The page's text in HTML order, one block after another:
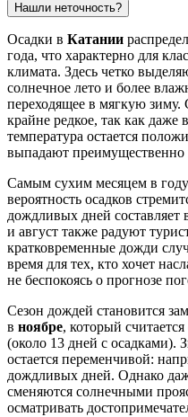
Нашли неточность?
Осадки в Катании
года, что характерно для
климата. Здесь четко
солнечное лето и более
переходящее в мягкую
крайне редкое, так как
температура остается
выпадают преимущественно
Самым сухим месяцем в году
вероятность осадков
дождливых дней составляет
и август также радуют
кратковременные дожди
время для тех, кто хочет
не беспокоясь о прогнозе
Сезон дождей становится
в ноябре, который
(около 13 дней с осадками).
остается переменчивой:
дождливых дней. Однако
сменяются солнечными
осматривать